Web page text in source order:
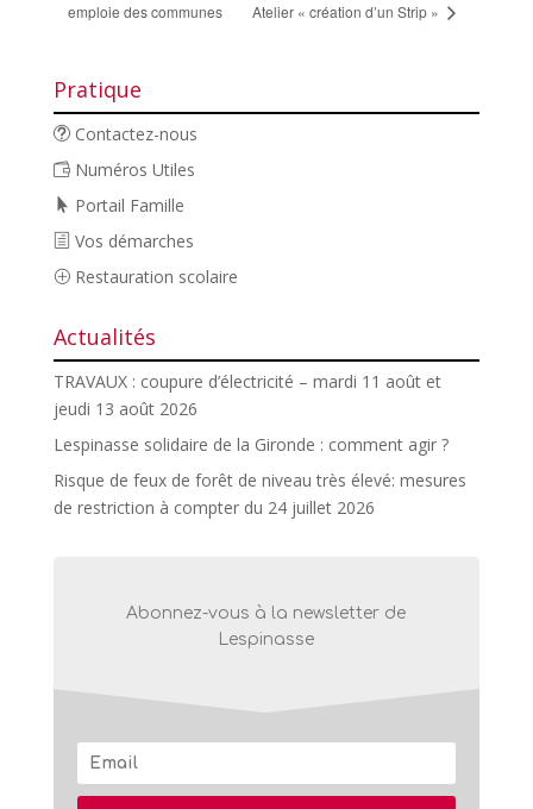
emploie des communes
Atelier « création d’un Strip »
Pratique
Contactez-nous
Numéros Utiles
Portail Famille
Vos démarches
Restauration scolaire
Actualités
TRAVAUX : coupure d’électricité – mardi 11 août et
jeudi 13 août 2026
Lespinasse solidaire de la Gironde : comment agir ?
Risque de feux de forêt de niveau très élevé: mesures
de restriction à compter du 24 juillet 2026
Abonnez-vous à la newsletter de
Lespinasse